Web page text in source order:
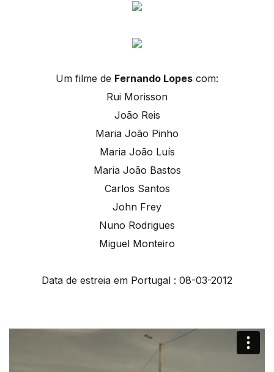
Um filme de Fernando Lopes com:
Rui Morisson
João Reis
Maria João Pinho
Maria João Luís
Maria João Bastos
Carlos Santos
John Frey
Nuno Rodrigues
Miguel Monteiro
Data de estreia em Portugal : 08-03-2012